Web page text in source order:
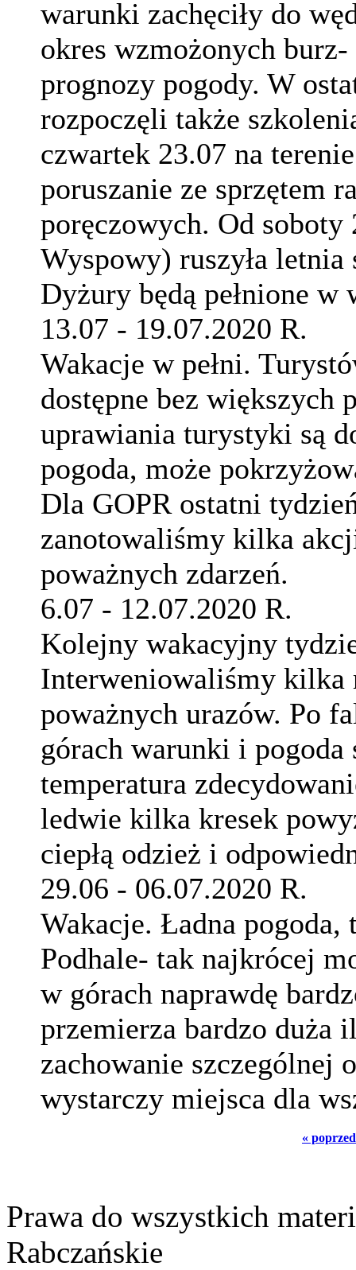
warunki zachęciły do
okres wzmożonych
prognozy pogody. W
rozpoczęli także
czwartek 23.07 na
poruszanie ze sprzętem
poręczowych. Od
Wyspowy) ruszyła
Dyżury będą pełnione w
13.07 - 19.07.2020 R.
Wakacje w pełni.
dostępne bez większych
uprawiania turystyki są
pogoda, może
Dla GOPR ostatni
zanotowaliśmy kilka
poważnych zdarzeń.
6.07 - 12.07.2020 R.
Kolejny wakacyjny
Interweniowaliśmy kilka
poważnych urazów. Po
górach warunki i
temperatura
ledwie kilka kresek
ciepłą odzież i
29.06 - 06.07.2020 R.
Wakacje. Ładna pogoda,
Podhale- tak najkrócej
w górach naprawdę
przemierza bardzo duża
zachowanie szczególnej
wystarczy miejsca dla
«
Prawa do wszystkich
Rabczańskie